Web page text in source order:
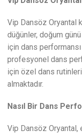
Vip Dansöz Oryantal
düğünler, doğum
için dans performansı
profesyonel dans
için özel dans
almaktadır.
Nasıl Bir Dans
Vip Dansöz